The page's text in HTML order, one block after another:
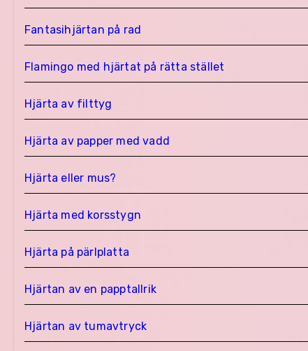
Fantasihjärtan på rad
Flamingo med hjärtat på rätta stället
Hjärta av filttyg
Hjärta av papper med vadd
Hjärta eller mus?
Hjärta med korsstygn
Hjärta på pärlplatta
Hjärtan av en papptallrik
Hjärtan av tumavtryck